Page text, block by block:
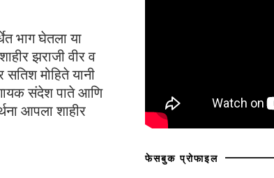
भाग घेतला या
झराजी वीर व
मोहिते यानी
गायक संदेश पाते आणि
आपला शाहीर
फेसबुक प्रोफाइल